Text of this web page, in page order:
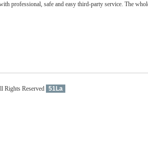
professional, safe and easy third-party service. The
Rights Reserved 51La